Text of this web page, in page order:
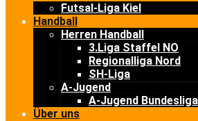
Futsal-Liga Kiel
Handball
Herren Handball
3.Liga Staffel NO
Regionalliga Nord
SH-Liga
A-Jugend
A-Jugend
Über uns